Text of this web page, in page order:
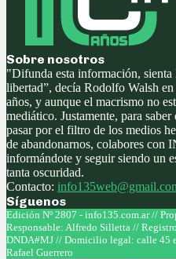
Sobre nosotros
"Difunda esta información,
libertad”, decía Rodolfo Walsh
años, y aunque el macrismo no
mediático. Justamente, para
pasar por el filtro de los medios
de abandonarnos, colabores con
informándote y seguir siendo un
tanta oscuridad.
Contacto:
Síguenos
Facebook
Twitter
Instagram
Youtube
Edición Nº 2807 - info135.com.ar //
Responsable: Alfredo Silletta //
DNDA#MJ // Domicilio legal: calle 45
Rafael Guerrero